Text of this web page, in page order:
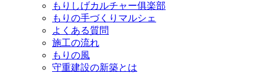
もりしげカルチャー俱楽部
もりの手づくりマルシェ
よくある質問
施工の流れ
もりの風
守重建設の新築とは